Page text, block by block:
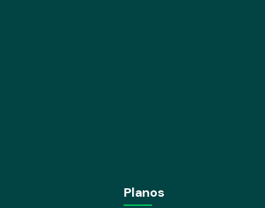
Planos